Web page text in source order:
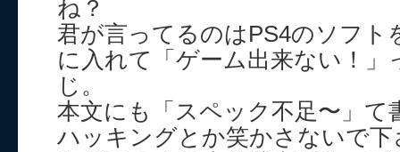
ね？
君が言ってるのはPS4のソフト
に入れて「ゲーム出来ない！」
じ。
本文にも「スペック不足〜」て
ハッキングとか笑かさないで下